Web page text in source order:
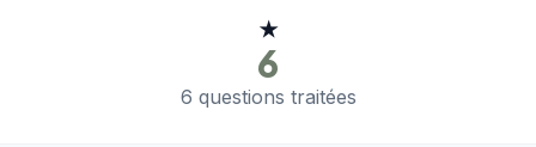
★
6
6 questions traitées